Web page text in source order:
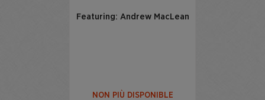
Featuring: Andrew MacLean
NON PIÙ DISPONIBLE